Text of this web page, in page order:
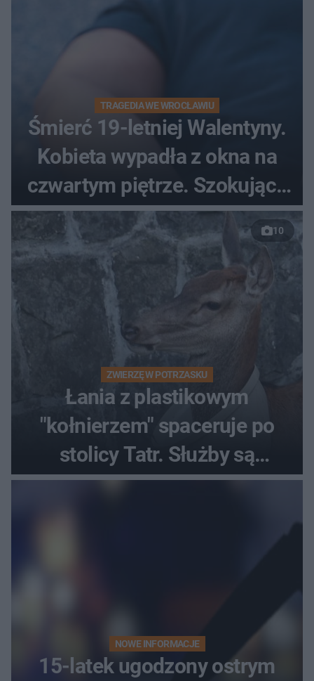
TRAGEDIA WE WROCŁAWIU
Śmierć 19-letniej Walentyny.
Kobieta wypadła z okna na
czwartym piętrze. Szokujące
nagranie trafiło do sieci
10
ZWIERZĘ W POTRZASKU
Łania z plastikowym
"kołnierzem" spaceruje po
stolicy Tatr. Służby są
bezradne
NOWE INFORMACJE
15-latek ugodzony ostrym